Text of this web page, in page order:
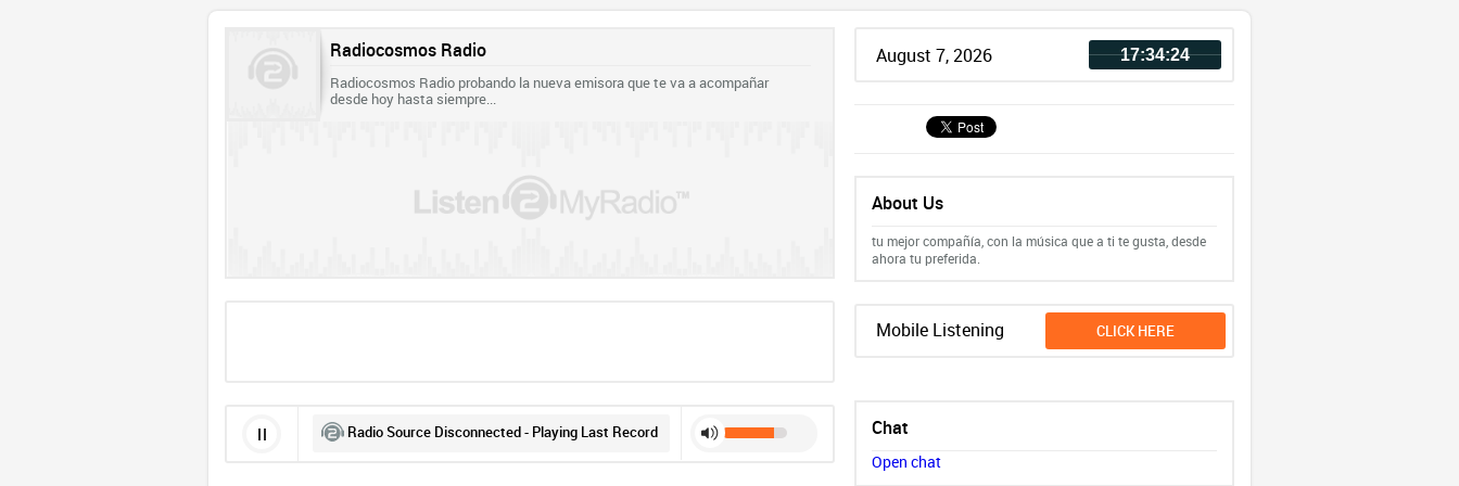
Radiocosmos Radio
Radiocosmos Radio probando la nueva emisora que te va a acompañar
desde hoy hasta siempre...
Radio Source Disconnected - Playing Last Record
August 7, 2026 17:34:24
About Us
tu mejor compañía, con la música que a ti te gusta, desde
ahora tu preferida.
Mobile Listening CLICK HERE
Chat
Open chat